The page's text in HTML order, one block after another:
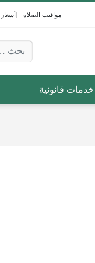
مواقيت الصلاة أسعار
البحث عن:
خدمات قانونية